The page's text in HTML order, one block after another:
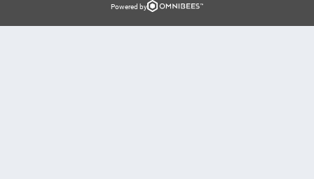
Powered by